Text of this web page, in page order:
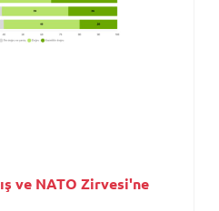
ve NATO Zirvesi'ne